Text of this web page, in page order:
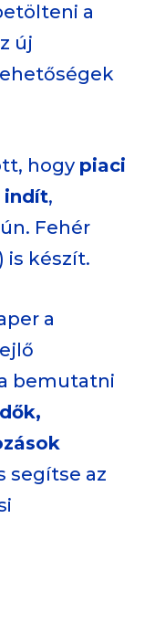
a
új
hogy piaci
indít,
Fehér
is készít.
a
bemutatni
segítse az